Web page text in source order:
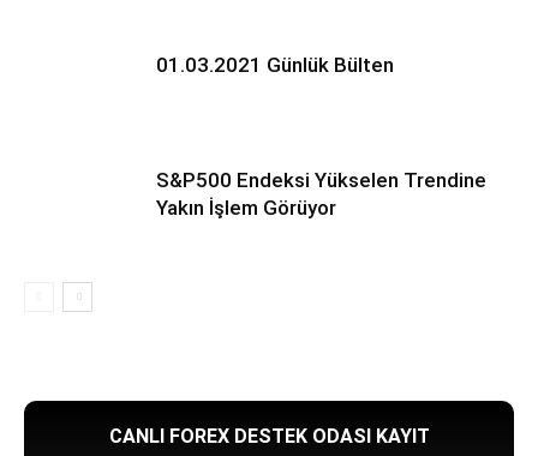
01.03.2021 Günlük Bülten
S&P500 Endeksi Yükselen Trendine
Yakın İşlem Görüyor
CANLI FOREX DESTEK ODASI KAYIT